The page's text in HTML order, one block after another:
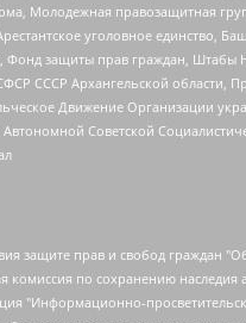
Молодежная правозащитная
уголовное
защиты прав граждан, Штабы
СССР Архангельской области,
Движение Организации
Советской
50008295751, дата регистрации 24.02.2020), Великовский Дмитрий Александрович, Долинина Ирина Николаевна, Мароховская Алеся Алексеевна, Шлейнов Роман Юрьевич, Шмагун Олеся Валентиновна, Общество с ограниченной ответственностью "Альтаир 2021", Общество с ограниченной ответственностью "Вега 2021", Общество с ограниченной ответственностью "Главный редактор 2021", Общество с ограниченной ответственностью "Ромашки монолит", Важенков Артем Валерьевич, Ивановская областная общественная организация "Центр гендерных исследований", Гурман Юрий Альбертович, Медиапроект "ОВД-Инфо", Егоров Владимир Владимирович, Жилинский Владимир Александрович, Общество с ограниченной ответственностью "ЗП", Иванова София Юрьевна, Карезина Инна Павловна, Кильтау Екатерина Викторовна, Петров Алексей Викторович, Пискунов Сергей Евгеньевич, Смирнов Сергей Сергеевич, Тихонов Михаил Сергеевич, Общество с ограниченной ответственностью "ЖУРНАЛИСТ-ИНОСТРАННЫЙ АГЕНТ", Арапова Галина Юрьевна, Вольтская Татьяна Анатольевна, Американская компания "Mason G.E.S. Anonymous Foundation" (США), являющаяся владельцем интернет-издания https://mnews.world/, Компания "Stichting Bellingcat", зарегистрированная в Нидерландах (дата регистрации 11.07.2018), Захаров Андрей Вячеславович, Клепиковская Екатерина Дмитриевна, Общество с ограниченной ответственностью "МЕМО", Перл Роман Александрович, Симонов Евгений Алексеевич, Соловьева Елена